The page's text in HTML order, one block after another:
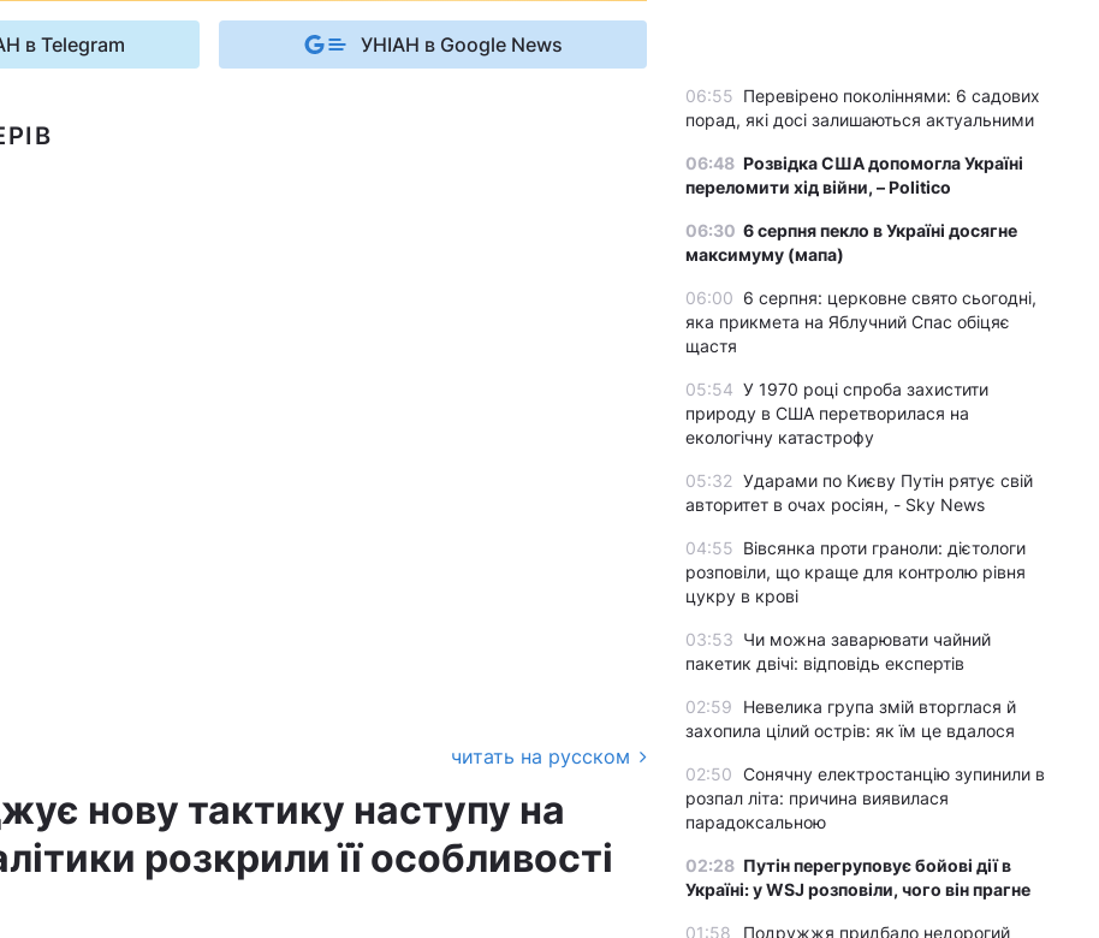
в Telegram УНІАН в Google News
читать на русском
нову тактику наступу на
розкрили її особливості
06:55 Перевірено поколіннями: 6 садових
порад, які досі залишаються актуальними
06:48 Розвідка США допомогла Україні
переломити хід війни, – Politico
06:30 6 серпня пекло в Україні досягне
максимуму (мапа)
06:00 6 серпня: церковне свято сьогодні,
яка прикмета на Яблучний Спас обіцяє
щастя
05:54 У 1970 році спроба захистити
природу в США перетворилася на
екологічну катастрофу
05:32 Ударами по Києву Путін рятує свій
авторитет в очах росіян, - Sky News
04:55 Вівсянка проти граноли: дієтологи
розповіли, що краще для контролю рівня
цукру в крові
03:53 Чи можна заварювати чайний
пакетик двічі: відповідь експертів
02:59
Невелика група змій вторглася й
захопила цілий острів: як їм це вдалося
02:50 Сонячну електростанцію зупинили в
розпал літа: причина виявилася
парадоксальною
02:28 Путін перегруповує бойові дії в
Україні: у WSJ розповіли, чого він прагне
01:58 Подружжя придбало недорогий